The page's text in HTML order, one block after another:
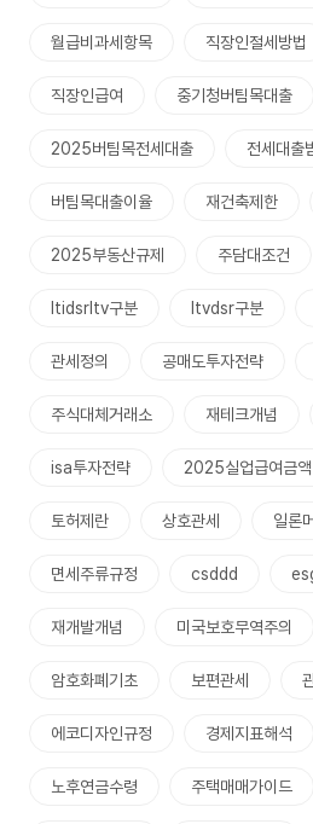
월급비과세항목 직장인절세방법
직장인급여 중기청버팀목대출
2025버팀목전세대출 전세대출
버팀목대출이율 재건축제한
2025부동산규제 주담대조건
ltidsrltv구분 ltvdsr구분
관세정의 공매도투자전략
주식대체거래소 재테크개념
isa투자전략 2025실업급여금액
토허제란 상호관세 일론
면세주류규정 csddd
재개발개념 미국보호무역주의
암호화폐기초 보편관세
에코디자인규정 경제지표해석
노후연금수령 주택매매가이드